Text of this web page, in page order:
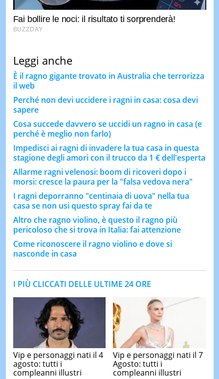
Leggi anche
È il ragno gigante trovato in Australia che terrorizza
il web
Perché non devi uccidere i ragni in casa: cosa devi
sapere
Cosa succede davvero se uccidi un ragno in casa (e
perché è meglio non farlo)
Impedisci ai ragni di invadere la tua casa in questa
stagione degli amori con il trucco da 1 € dell'esperta
Allarme ragni velenosi: boom di ricoveri dopo i
morsi: cresce la paura per la "falsa vedova nera"
I ragni deporranno "centinaia di uova" nella tua
casa se non usi questo spray fai da te
Altro che ragno violino, è questo il ragno più
pericoloso che si trova in Italia: fai attenzione
Come riconoscere il ragno violino e dove si
nasconde in casa
I PIÙ CLICCATI DELLE ULTIME 24 ORE
Vip e personaggi nati il 4
agosto: tutti i
compleanni illustri
Vip e personaggi nati il 7
Agosto: tutti i
compleanni illustri